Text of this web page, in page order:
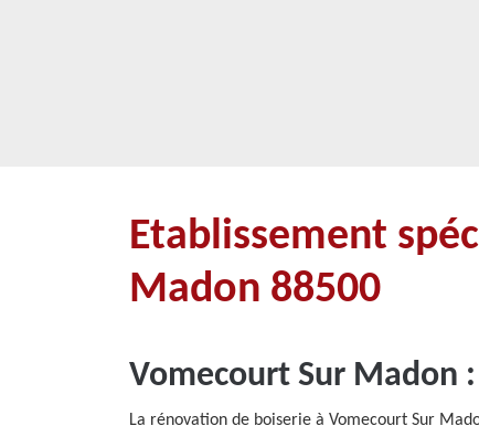
Etablissement
Madon 88500
Vomecourt Sur Madon
La rénovation de boiserie à Vomecourt Sur